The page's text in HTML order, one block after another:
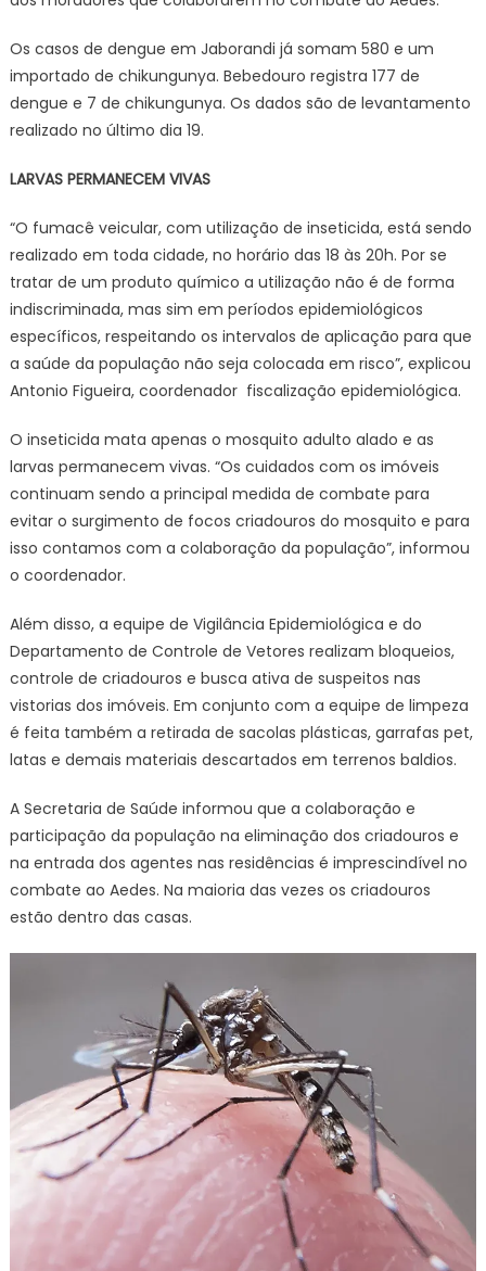
Os casos de dengue em Jaborandi já somam 580 e um
importado de chikungunya. Bebedouro registra 177 de
dengue e 7 de chikungunya. Os dados são de levantamento
realizado no último dia 19.
LARVAS PERMANECEM VIVAS
“O fumacê veicular, com utilização de inseticida, está sendo
realizado em toda cidade, no horário das 18 às 20h. Por se
tratar de um produto químico a utilização não é de forma
indiscriminada, mas sim em períodos epidemiológicos
específicos, respeitando os intervalos de aplicação para que
a saúde da população não seja colocada em risco”, explicou
Antonio Figueira, coordenador fiscalização epidemiológica.
O inseticida mata apenas o mosquito adulto alado e as
larvas permanecem vivas. “Os cuidados com os imóveis
continuam sendo a principal medida de combate para
evitar o surgimento de focos criadouros do mosquito e para
isso contamos com a colaboração da população”, informou
o coordenador.
Além disso, a equipe de Vigilância Epidemiológica e do
Departamento de Controle de Vetores realizam bloqueios,
controle de criadouros e busca ativa de suspeitos nas
vistorias dos imóveis. Em conjunto com a equipe de limpeza
é feita também a retirada de sacolas plásticas, garrafas pet,
latas e demais materiais descartados em terrenos baldios.
A Secretaria de Saúde informou que a colaboração e
participação da população na eliminação dos criadouros e
na entrada dos agentes nas residências é imprescindível no
combate ao Aedes. Na maioria das vezes os criadouros
estão dentro das casas.